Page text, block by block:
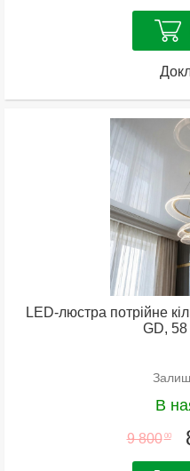
LED-люстра потрійне
GD, 58
В
9 800 00